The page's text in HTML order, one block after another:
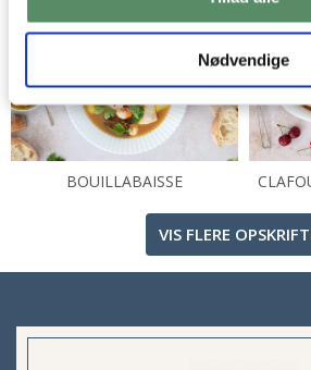
Nødvendige
BOUILLABAISSE
VIS FLERE